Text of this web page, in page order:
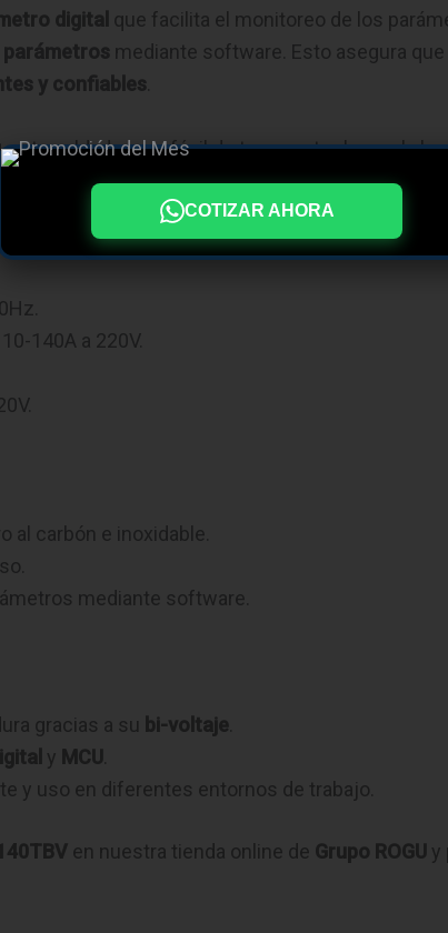
digital que facilita el monitoreo de los
mediante software. Esto asegura
y confiables
, esta soldadora es fácil de transportar, lo que la
la convierte en una herramientarobusta y
140A a 220V.
al carbón e inoxidable.
mediante software.
gracias a su bi-voltaje
y MCU
y uso en diferentes entornos de trabajo.
en nuestra tienda online de Grupo ROGU y
COTIZAR AHORA